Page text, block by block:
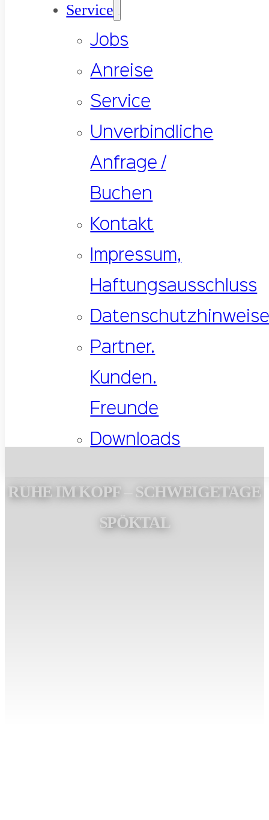
Service
Jobs
Anreise
Service
Unverbindliche
Anfrage /
Buchen
Kontakt
Impressum,
Haftungsausschluss
Partner.
Kunden.
Freunde
Downloads
RUHE IM KOPF – SCHWEIGETAGE
SPÖKTAL